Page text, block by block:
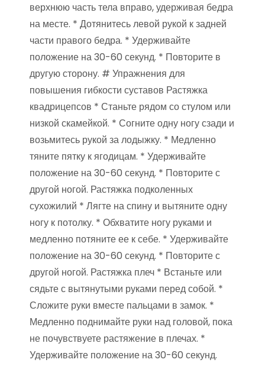
верхнюю часть тела вправо, удерживая бедра
на месте. * Дотянитесь левой рукой к задней
части правого бедра. * Удерживайте
положение на 30-60 секунд. * Повторите в
другую сторону. # Упражнения для
повышения гибкости суставов Растяжка
квадрицепсов * Станьте рядом со стулом или
низкой скамейкой. * Согните одну ногу сзади и
возьмитесь рукой за лодыжку. * Медленно
тяните пятку к ягодицам. * Удерживайте
положение на 30-60 секунд. * Повторите с
другой ногой. Растяжка подколенных
сухожилий * Лягте на спину и вытяните одну
ногу к потолку. * Обхватите ногу руками и
медленно потяните ее к себе. * Удерживайте
положение на 30-60 секунд. * Повторите с
другой ногой. Растяжка плеч * Встаньте или
сядьте с вытянутыми руками перед собой. *
Сложите руки вместе пальцами в замок. *
Медленно поднимайте руки над головой, пока
не почувствуете растяжение в плечах. *
Удерживайте положение на 30-60 секунд.